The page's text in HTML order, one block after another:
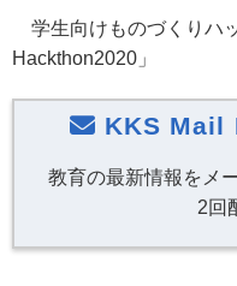
学生向けものづくりハ
Hackthon2020 」
KKS Mail
教育の最新情報をメ
2回